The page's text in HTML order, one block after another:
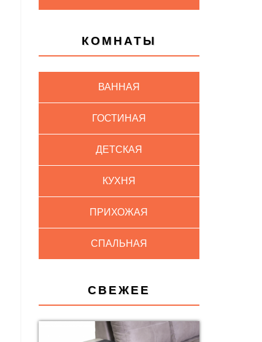
КОМНАТЫ
ВАННАЯ
ГОСТИНАЯ
ДЕТСКАЯ
КУХНЯ
ПРИХОЖАЯ
СПАЛЬНАЯ
СВЕЖЕЕ